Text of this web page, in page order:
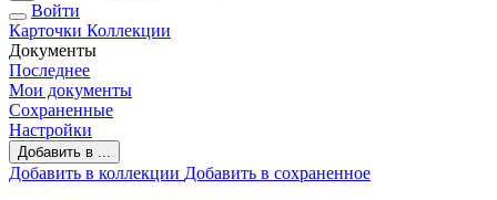
Войти
Карточки Коллекции
Документы
Последнее
Мои документы
Сохраненные
Настройки
Добавить в ...
Добавить в коллекции Добавить в сохраненное